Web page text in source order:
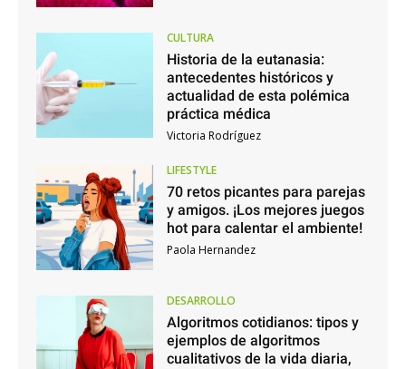
CULTURA
Historia de la eutanasia:
antecedentes históricos y
actualidad de esta polémica
práctica médica
Victoria Rodríguez
LIFESTYLE
70 retos picantes para parejas
y amigos. ¡Los mejores juegos
hot para calentar el ambiente!
Paola Hernandez
DESARROLLO
Algoritmos cotidianos: tipos y
ejemplos de algoritmos
cualitativos de la vida diaria,